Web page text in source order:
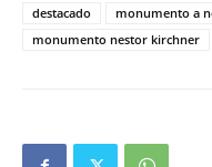
destacado
monumento a
monumento nestor kirchner